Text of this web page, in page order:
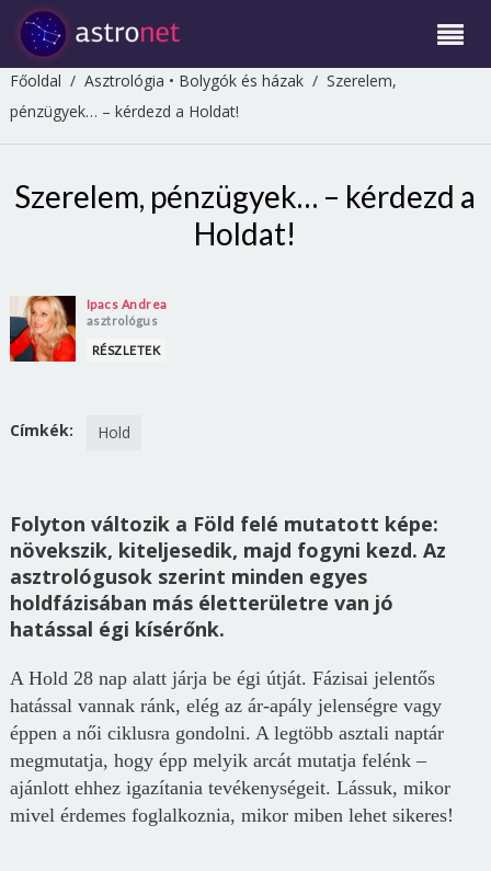
Főoldal / Asztrológia • Bolygók és házak/ Szerelem,
pénzügyek… – kérdezd a Holdat!
Szerelem, pénzügyek… – kérdezd a
Holdat!
Ipacs Andrea
asztrológus
RÉSZLETEK
Címkék: Hold
Folyton változik a Föld felé mutatott képe:
növekszik, kiteljesedik, majd fogyni kezd. Az
asztrológusok szerint minden egyes
holdfázisában más életterületre van jó
hatással égi kísérőnk.
A Hold 28 nap alatt járja be égi útját. Fázisai jelentős
hatással vannak ránk, elég az ár-apály jelenségre vagy
éppen a női ciklusra gondolni. A legtöbb asztali naptár
megmutatja, hogy épp melyik arcát mutatja felénk –
ajánlott ehhez igazítania tevékenységeit. Lássuk, mikor
mivel érdemes foglalkoznia, mikor miben lehet sikeres!